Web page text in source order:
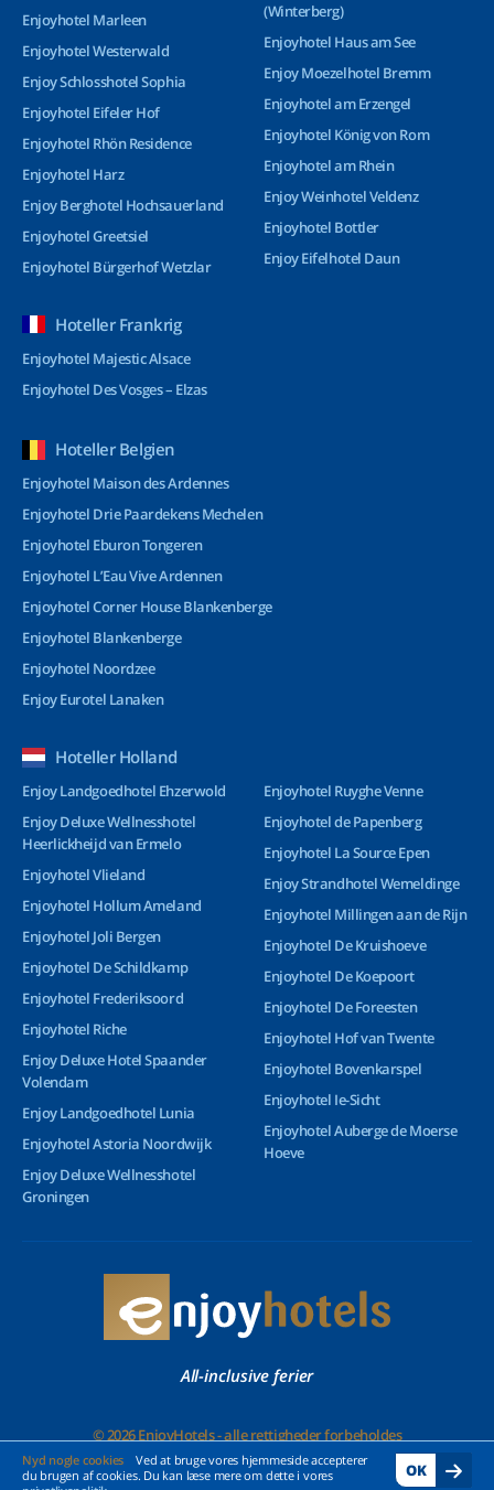
Nyd nogle cookies
Ved at bruge vores hjemmeside accepterer
du brugen af cookies. Du kan læse mere om dette i vores
OK
Enjoyhotel Marleen
Enjoyhotel Westerwald
Enjoy Schlosshotel Sophia
Enjoyhotel Eifeler Hof
Enjoyhotel Rhön Residence
Enjoyhotel Harz
Enjoy Berghotel Hochsauerland
Enjoyhotel Greetsiel
Enjoyhotel Bürgerhof Wetzlar
(Winterberg)
Enjoyhotel Haus am See
Enjoy Moezelhotel Bremm
Enjoyhotel am Erzengel
Enjoyhotel König von Rom
Enjoyhotel am Rhein
Enjoy Weinhotel Veldenz
Enjoyhotel Bottler
Enjoy Eifelhotel Daun
Hoteller Frankrig
Enjoyhotel Majestic Alsace
Enjoyhotel Des Vosges – Elzas
Hoteller Belgien
Enjoyhotel Maison des Ardennes
Enjoyhotel Drie Paardekens Mechelen
Enjoyhotel Eburon Tongeren
Enjoyhotel L’Eau Vive Ardennen
Enjoyhotel Corner House Blankenberge
Enjoyhotel Blankenberge
Enjoyhotel Noordzee
Enjoy Eurotel Lanaken
Hoteller Holland
Enjoy Landgoedhotel Ehzerwold
Enjoy Deluxe Wellnesshotel
Heerlickheijd van Ermelo
Enjoyhotel Vlieland
Enjoyhotel Hollum Ameland
Enjoyhotel Joli Bergen
Enjoyhotel De Schildkamp
Enjoyhotel Frederiksoord
Enjoyhotel Riche
Enjoy Deluxe Hotel Spaander
Volendam
Enjoy Landgoedhotel Lunia
Enjoyhotel Astoria Noordwijk
Enjoy Deluxe Wellnesshotel
Groningen
Enjoyhotel Ruyghe Venne
Enjoyhotel de Papenberg
Enjoyhotel La Source Epen
Enjoy Strandhotel Wemeldinge
Enjoyhotel Millingen aan de Rijn
Enjoyhotel De Kruishoeve
Enjoyhotel De Koepoort
Enjoyhotel De Foreesten
Enjoyhotel Hof van Twente
Enjoyhotel Bovenkarspel
Enjoyhotel Ie-Sicht
Enjoyhotel Auberge de Moerse
Hoeve
All-inclusive ferier
© 2026 EnjoyHotels - alle rettigheder forbeholdes